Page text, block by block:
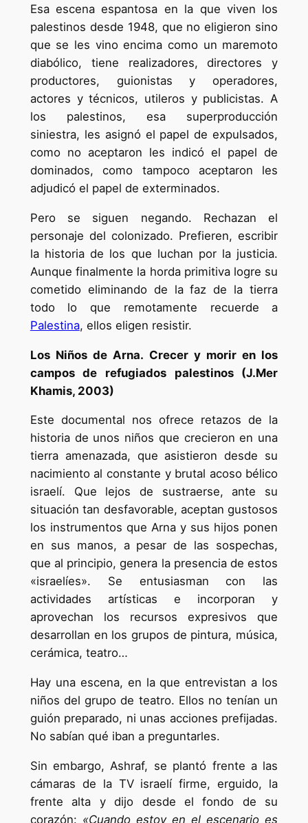
Esa escena espantosa en la que viven los
palestinos desde 1948, que no eligieron sino
que se les vino encima como un maremoto
diabólico, tiene realizadores, directores y
productores, guionistas y operadores,
actores y técnicos, utileros y publicistas. A
los palestinos, esa superproducción
siniestra, les asignó el papel de expulsados,
como no aceptaron les indicó el papel de
dominados, como tampoco aceptaron les
adjudicó el papel de exterminados.
Pero se siguen negando. Rechazan el
personaje del colonizado. Prefieren, escribir
la historia de los que luchan por la justicia.
Aunque finalmente la horda primitiva logre su
cometido eliminando de la faz de la tierra
todo lo que remotamente recuerde a
Palestina, ellos eligen resistir.
Los Niños de Arna. Crecer y morir en los
campos de refugiados palestinos (J.Mer
Khamis, 2003)
Este documental nos ofrece retazos de la
historia de unos niños que crecieron en una
tierra amenazada, que asistieron desde su
nacimiento al constante y brutal acoso bélico
israelí. Que lejos de sustraerse, ante su
situación tan desfavorable, aceptan gustosos
los instrumentos que Arna y sus hijos ponen
en sus manos, a pesar de las sospechas,
que al principio, genera la presencia de estos
«israelíes». Se entusiasman con las
actividades artísticas e incorporan y
aprovechan los recursos expresivos que
desarrollan en los grupos de pintura, música,
cerámica, teatro…
Hay una escena, en la que entrevistan a los
niños del grupo de teatro. Ellos no tenían un
guión preparado, ni unas acciones prefijadas.
No sabían qué iban a preguntarles.
Sin embargo, Ashraf, se plantó frente a las
cámaras de la TV israelí firme, erguido, la
frente alta y dijo desde el fondo de su
corazón: «Cuando estoy en el escenario es